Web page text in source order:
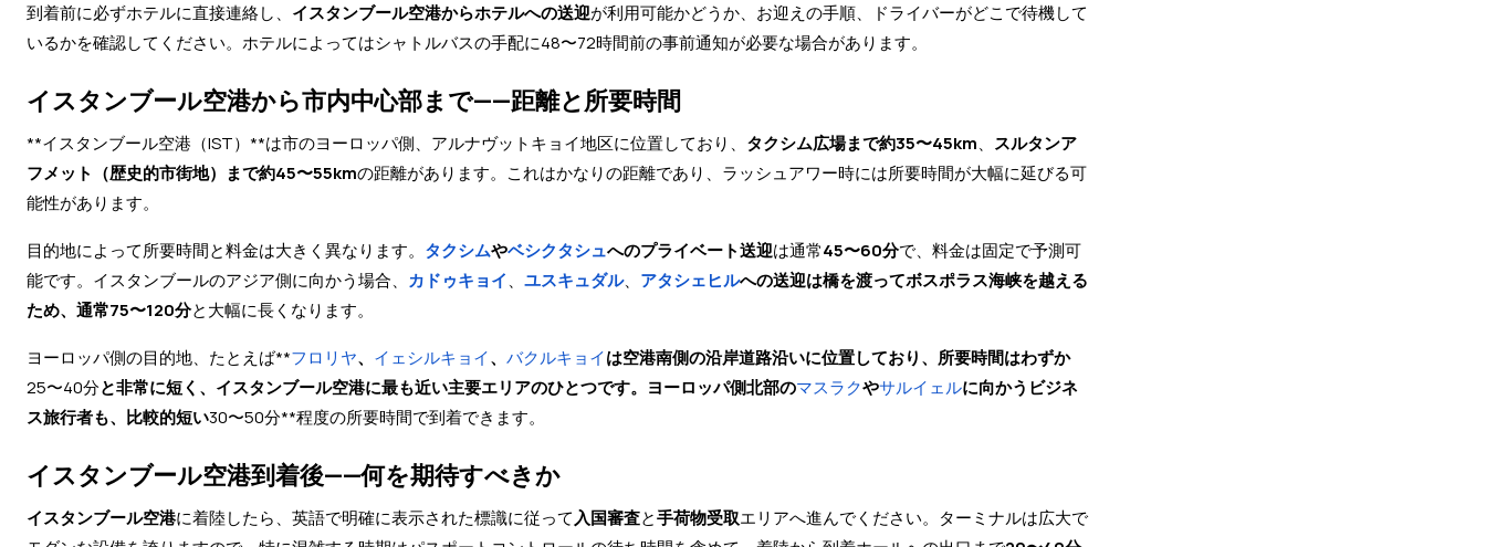
到着前に必ずホテルに直接連絡し、 イスタンブール空港からホテルへの送迎が利用可能かどうか、お迎えの手順、ドライバーがどこで待機して
いるかを確認してください。ホテルによってはシャトルバスの手配に48〜72時間前の事前通知が必要な場合があります。
イスタンブール空港から市内中心部まで——距離と所要時間
**イスタンブール空港（IST）**は市のヨーロッパ側、アルナヴットキョイ地区に位置しており、 タクシム広場まで約35〜45km、 スルタンア
フメット（歴史的市街地）まで約45〜55kmの距離があります。これはかなりの距離であり、ラッシュアワー時には所要時間が大幅に延びる可
能性があります。
目的地によって所要時間と料金は大きく異なります。 タクシムやベシクタシュへのプライベート送迎は通常45〜60分で、料金は固定で予測可
能です。イスタンブールのアジア側に向かう場合、 カドゥキョイ、 ユスキュダル、 アタシェヒルへの送迎は橋を渡ってボスポラス海峡を越える
ため、通常75〜120分と大幅に長くなります。
ヨーロッパ側の目的地、たとえば**フロリヤ、 イェシルキョイ、 バクルキョイは空港南側の沿岸道路沿いに位置しており、所要時間はわずか
25〜40分と非常に短く、イスタンブール空港に最も近い主要エリアのひとつです。ヨーロッパ側北部のマスラクやサルイェルに向かうビジネ
ス旅行者も、比較的短い30〜50分**程度の所要時間で到着できます。
イスタンブール空港到着後——何を期待すべきか
イスタンブール空港に着陸したら、英語で明確に表示された標識に従って入国審査と手荷物受取エリアへ進んでください。ターミナルは広大で